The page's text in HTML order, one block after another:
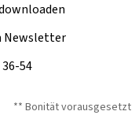
Newsletter
54
** Bonität vorausgesetzt